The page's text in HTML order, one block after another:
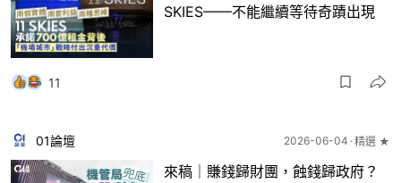
SKIES——不能繼續等待奇蹟出現
11
01論壇 2026-06-04 精選 ★
來稿｜賺錢歸財團，蝕錢歸政府？